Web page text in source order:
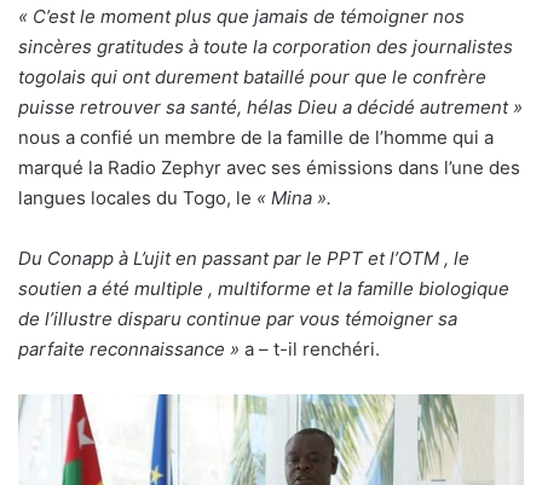
« C’est le moment plus que jamais de témoigner nos
sincères gratitudes à toute la corporation des journalistes
togolais qui ont durement bataillé pour que le confrère
puisse retrouver sa santé, hélas Dieu a décidé autrement »
nous a confié un membre de la famille de l’homme qui a
marqué la Radio Zephyr avec ses émissions dans l’une des
langues locales du Togo, le « Mina ».
Du Conapp à L’ujit en passant par le PPT et l’OTM , le
soutien a été multiple , multiforme et la famille biologique
de l’illustre disparu continue par vous témoigner sa
parfaite reconnaissance » a – t-il renchéri.